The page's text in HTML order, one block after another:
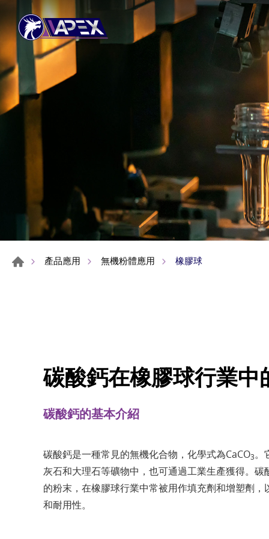
產品應用 無機粉體應用 橡膠球
碳酸鈣在橡膠球行業中
碳酸鈣的基本介紹
碳酸鈣是一種常見的無機化合物，化學式為CaCO3。
灰石和大理石等礦物中，也可通過工業生產獲得。
的粉末，在橡膠球行業中常被用作填充劑和增塑劑
和耐用性。